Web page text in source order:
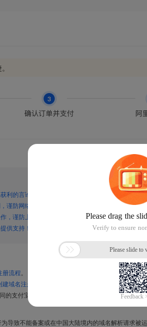
利的言论，谨防上当受骗！
谨防网络诈骗！
，谨防上当受骗！
供支持！
册流程
建域名注册信息模板
的支付宝，进入
完成绑定。
导致不能备案或在中国大陆境内的域名解析请求被